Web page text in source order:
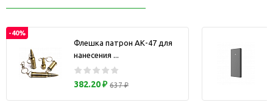
-40%
Флешка патрон АК-47 для
нанесения ...
382.20 ₽ 637 ₽